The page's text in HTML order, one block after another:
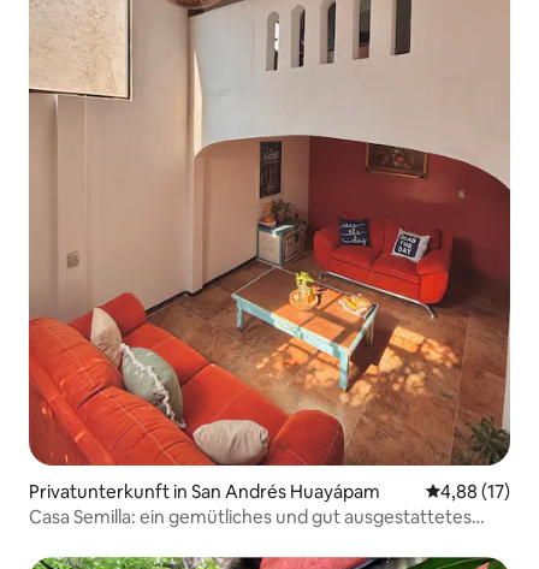
Privatunterkunft in San Andrés Huayápam
4,88 (17)
Casa Semilla: ein gemütliches und gut ausgestattetes